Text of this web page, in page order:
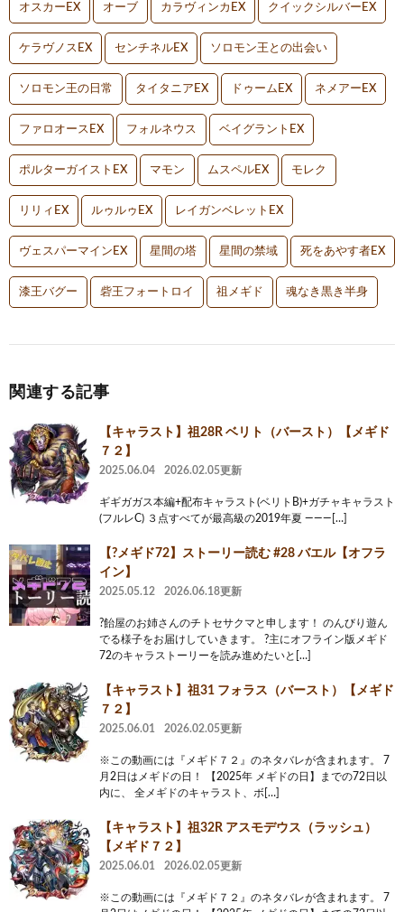
オスカーEX オーブ カラヴィンカEX クイックシルバーEX
ケラヴノスEX センチネルEX ソロモン王との出会い
ソロモン王の日常 タイタニアEX ドゥームEX ネメアーEX
ファロオースEX フォルネウス ベイグラントEX
ポルターガイストEX マモン ムスペルEX モレク
リリィEX ルゥルゥEX レイガンベレットEX
ヴェスパーマインEX 星間の塔 星間の禁域 死をあやす者EX
漆王バグー 砦王フォートロイ 祖メギド 魂なき黒き半身
関連する記事
【キャラスト】祖28R ベリト（バースト）【メギド
７２】
2025.06.04 2026.02.05更新
ギギガガス本編+配布キャラスト(ベリトB)+ガチャキャラスト
(フルレC) ３点すべてが最高級の2019年夏 ———[…]
【?メギド72】ストーリー読む #28 バエル【オフラ
イン】
2025.05.12 2026.06.18更新
?飴屋のお姉さんのチトセサクマと申します！ のんびり遊ん
でる様子をお届けしていきます。 ?主にオフライン版メギド
72のキャラストーリーを読み進めたいと[…]
【キャラスト】祖31 フォラス（バースト）【メギド
７２】
2025.06.01 2026.02.05更新
※この動画には『メギド７２』のネタバレが含まれます。 7
月2日はメギドの日！ 【2025年 メギドの日】までの72日以
内に、 全メギドのキャラスト、ボ[…]
【キャラスト】祖32R アスモデウス（ラッシュ）
【メギド７２】
2025.06.01 2026.02.05更新
※この動画には『メギド７２』のネタバレが含まれます。 7